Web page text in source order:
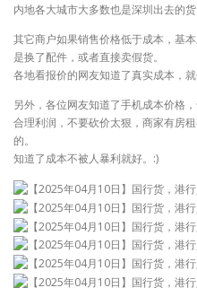
内地各大城市大多数也是深圳出去的货
其它商户如果销售价格低于成本，基
是换了配件，或者直接卖假货。
各地看报价的网友知道了真实成本，
另外，各位网友知道了手机成本价格
合理利润，不要砍价太狠，商家有房
的。
知道了成本不被人暴利就好。:)